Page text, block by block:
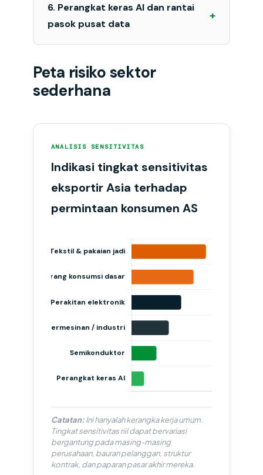
6. Perangkat keras AI dan rantai
pasok pusat data
+
Peta risiko sektor
sederhana
ANALISIS SENSITIVITAS
Indikasi tingkat sensitivitas
eksportir Asia terhadap
permintaan konsumen AS
Catatan:Ini hanyalah kerangka kerja umum.
Tingkat sensitivitas riil dapat bervariasi
bergantung pada masing-masing
perusahaan, bauran pelanggan, struktur
kontrak, dan paparan pasar akhir mereka.